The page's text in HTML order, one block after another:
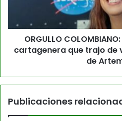
ORGULLO
cartagenera que trajo de
de
Publicaciones